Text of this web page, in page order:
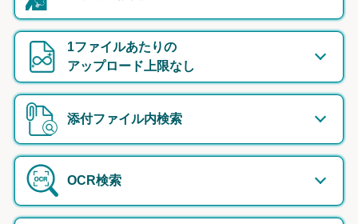
1ファイルあたりの
アップロード上限なし
添付ファイル内検索
OCR検索